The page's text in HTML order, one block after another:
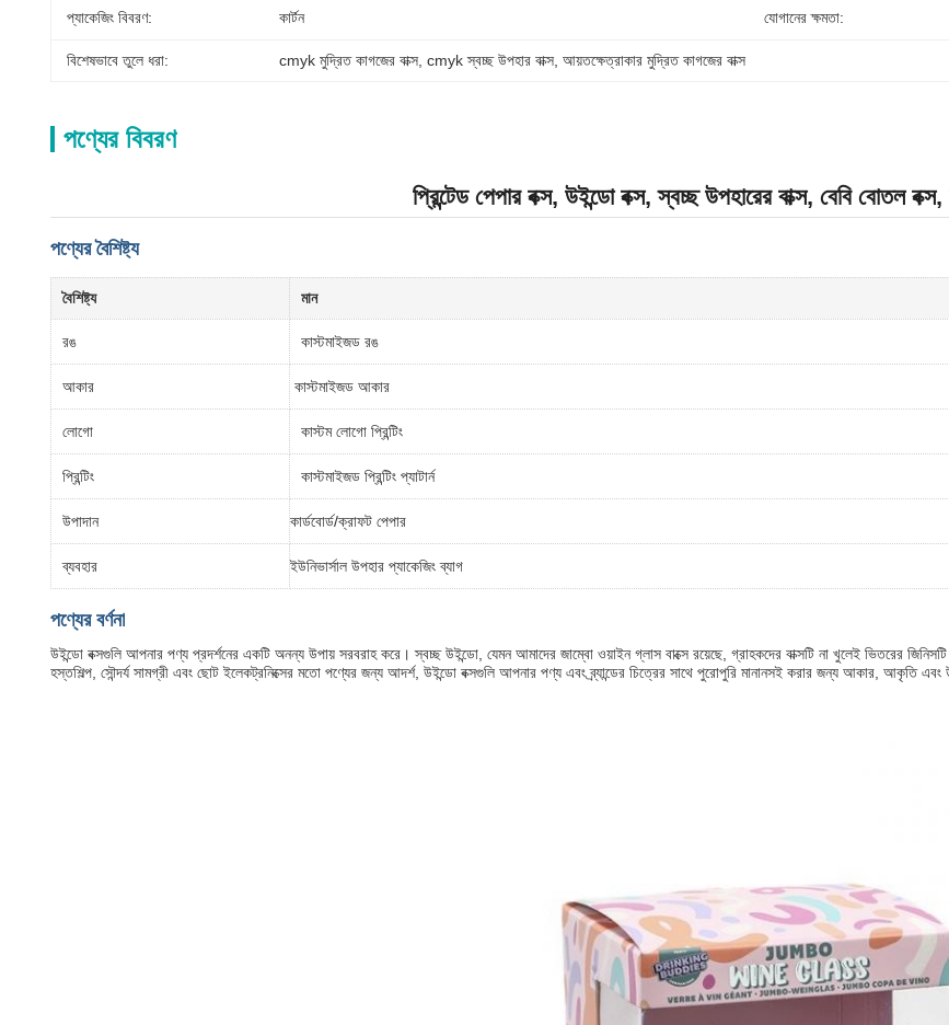
প্যাকেজিং বিবরণ: কার্টন যোগানের ক্ষমতা:
বিশেষভাবে তুলে ধরা: cmyk মুদ্রিত কাগজের বাক্স cmyk স্বচ্ছ উপহার বাক্স আয়তক্ষেত্রাকার মুদ্রিত কাগজের বাক্স
পণ্যের বিবরণ
প্রিন্টেড পেপার বক্স, উইন্ডো বক্স, স্বচ্ছ উপহারের বাক্স, বেবি বোতল
পণ্যের বৈশিষ্ট্য
বৈশিষ্ট্য মান
রঙ কাস্টমাইজড রঙ
আকার কাস্টমাইজড আকার
লোগো কাস্টম লোগো প্রিন্টিং
প্রিন্টিং কাস্টমাইজড প্রিন্টিং প্যাটার্ন
উপাদান কার্ডবোর্ড/ক্রাফট পেপার
ব্যবহার ইউনিভার্সাল উপহার প্যাকেজিং ব্যাগ
পণ্যের বর্ণনা
উইন্ডো বক্সগুলি আপনার পণ্য প্রদর্শনের একটি অনন্য উপায় সরবরাহ করে। স্বচ্ছ উইন্ডো, যেমন আমাদের জাম্বো ওয়াইন গ্লাস বাক্সে রয়েছে, গ্রাহকদের বাক্সটি না খুলেই ভিতরের
হস্তশিল্প, সৌন্দর্য সামগ্রী এবং ছোট ইলেকট্রনিক্সের মতো পণ্যের জন্য আদর্শ, উইন্ডো বক্সগুলি আপনার পণ্য এবং ব্র্যান্ডের চিত্রের সাথে পুরোপুরি মানানসই করার জন্য আকার, আকৃতি এবং